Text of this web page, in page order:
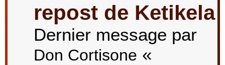
repost de Ketikela
Dernier message par
Don Cortisone «